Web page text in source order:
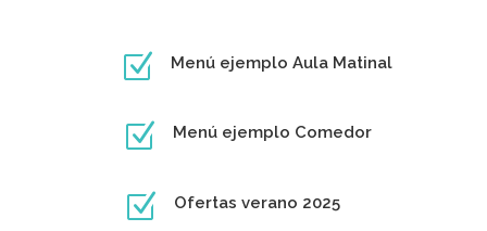
Z Menú ejemplo Aula Matinal
Z Menú ejemplo Comedor
Z Ofertas verano 2025